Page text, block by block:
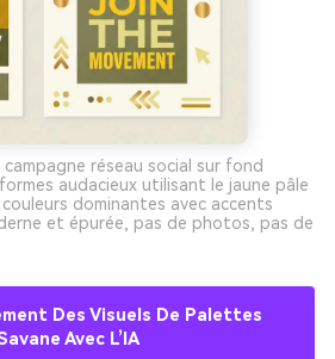
réseau social sur fond
audacieux utilisant le jaune pâle
dominantes avec accents
et épurée, pas de photos, pas de
Des Visuels De Palettes
Avec L’IA